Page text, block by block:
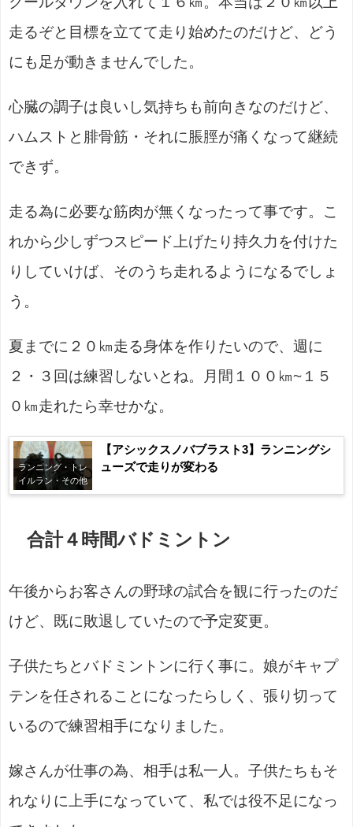
走るぞと目標を立てて走り始めたのだけど、どう
にも足が動きませんでした。
心臓の調子は良いし気持ちも前向きなのだけど、
ハムストと腓骨筋・それに脹脛が痛くなって継続
できず。
走る為に必要な筋肉が無くなったって事です。こ
れから少しずつスピード上げたり持久力を付けた
りしていけば、そのうち走れるようになるでしょ
う。
夏までに２０㎞走る身体を作りたいので、週に
２・３回は練習しないとね。月間１００㎞~１５
０㎞走れたら幸せかな。
ランニング・トレ
イルラン・その他
【アシックスノバブラスト3】ランニングシ
ューズで走りが変わる
合計４時間バドミントン
午後からお客さんの野球の試合を観に行ったのだ
けど、既に敗退していたので予定変更。
子供たちとバドミントンに行く事に。娘がキャプ
テンを任されることになったらしく、張り切って
いるので練習相手になりました。
嫁さんが仕事の為、相手は私一人。子供たちもそ
れなりに上手になっていて、私では役不足になっ